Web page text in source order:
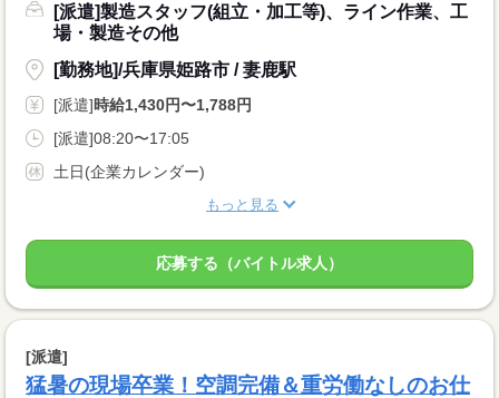
[派遣]製造スタッフ(組立・加工等)、ライン作業、工
場・製造その他
[勤務地]/兵庫県姫路市 / 妻鹿駅
[派遣]時給1,430円〜1,788円
[派遣]08:20〜17:05
土日(企業カレンダー)
もっと見る
応募する（バイトル求人）
[派遣]
猛暑の現場卒業！空調完備＆重労働なしのお仕